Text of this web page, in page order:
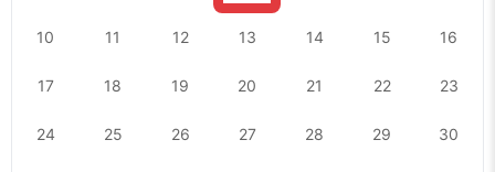
10 11 12 13 14 15 16
17 18 19 20 21 22 23
24 25 26 27 28 29 30